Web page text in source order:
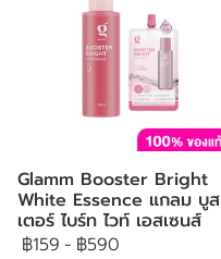
Glamm Booster Bright
White Essence แกลม บูส
เตอร์ ไบร์ท ไวท์ เอสเซนส์
฿159 - ฿590